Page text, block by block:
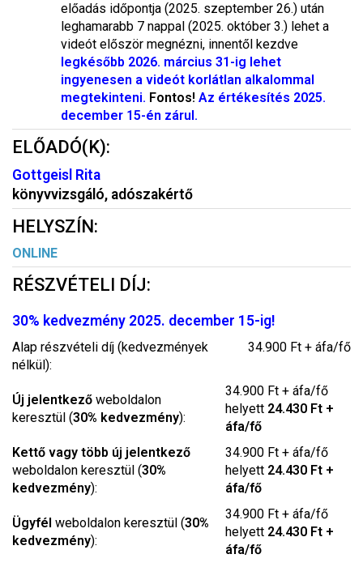
előadás időpontja (2025. szeptember 26.) után
leghamarabb 7 nappal (2025. október 3.) lehet a
videót először megnézni, innentől kezdve
legkésőbb 2026. március 31-ig lehet
ingyenesen a videót korlátlan alkalommal
megtekinteni. Fontos! Az értékesítés 2025.
december 15-én zárul.
ELŐADÓ(K):
Gottgeisl Rita
könyvvizsgáló, adószakértő
HELYSZÍN:
ONLINE
RÉSZVÉTELI DÍJ:
30% kedvezmény 2025. december 15-ig!
Alap részvételi díj (kedvezmények
nélkül):
34.900 Ft + áfa/fő
Új jelentkező weboldalon
keresztül (30% kedvezmény):
34.900 Ft + áfa/fő
helyett 24.430 Ft +
áfa/fő
Kettő vagy több új jelentkező
weboldalon keresztül (30%
kedvezmény):
34.900 Ft + áfa/fő
helyett 24.430 Ft +
áfa/fő
Ügyfél weboldalon keresztül (30%
kedvezmény):
34.900 Ft + áfa/fő
helyett 24.430 Ft +
áfa/fő